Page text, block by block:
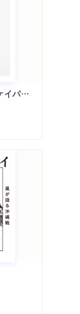
増補 ネガティヴ・ケイパビリティで生きる